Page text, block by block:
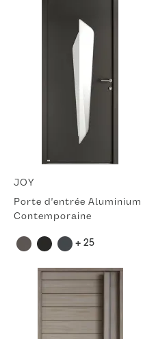
JOY
Porte d'entrée Aluminium
Contemporaine
+ 25